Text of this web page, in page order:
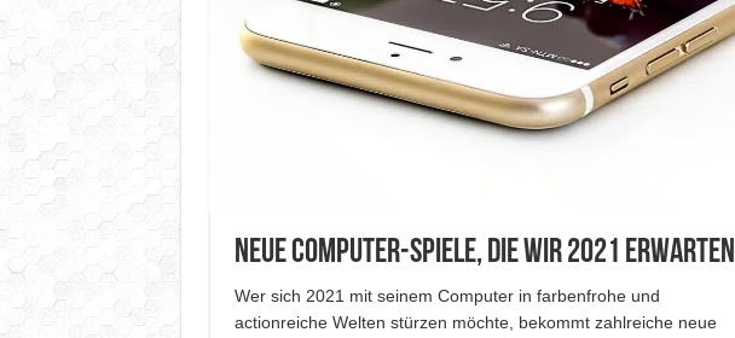
Neue Computer-Spiele, die wir 2021 erwarten
Wer sich 2021 mit seinem Computer in farbenfrohe und
actionreiche Welten stürzen möchte, bekommt zahlreiche neue